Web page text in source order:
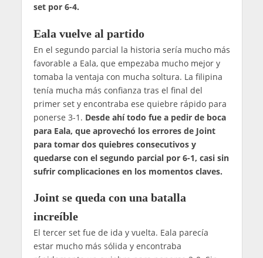
set por 6-4.
Eala vuelve al partido
En el segundo parcial la historia sería mucho más
favorable a Eala, que empezaba mucho mejor y
tomaba la ventaja con mucha soltura. La filipina
tenía mucha más confianza tras el final del
primer set y encontraba ese quiebre rápido para
ponerse 3-1. Desde ahí todo fue a pedir de boca
para Eala, que aprovechó los errores de Joint
para tomar dos quiebres consecutivos y
quedarse con el segundo parcial por 6-1, casi sin
sufrir complicaciones en los momentos claves.
Joint se queda con una batalla
increíble
El tercer set fue de ida y vuelta. Eala parecía
estar mucho más sólida y encontraba